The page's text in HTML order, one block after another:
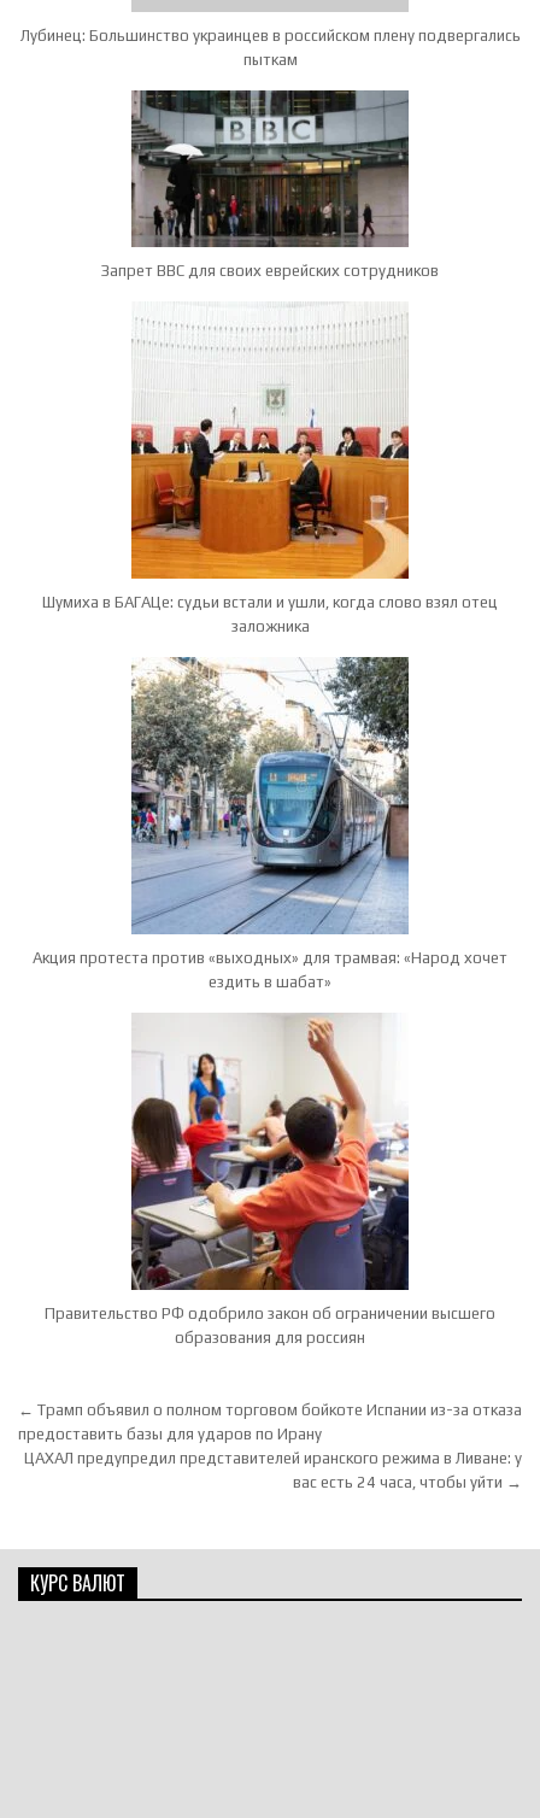
Лубинец: Большинство украинцев в российском плену подвергались
пыткам
Запрет ВВС для своих еврейских сотрудников
Шумиха в БАГАЦе: судьи встали и ушли, когда слово взял отец
заложника
Акция протеста против «выходных» для трамвая: «Народ хочет
ездить в шабат»
Правительство РФ одобрило закон об ограничении высшего
образования для россиян
Навигация по записям
← Трамп объявил о полном торговом бойкоте Испании из-за отказа
предоставить базы для ударов по Ирану
ЦАХАЛ предупредил представителей иранского режима в Ливане: у
вас есть 24 часа, чтобы уйти →
КУРС ВАЛЮТ